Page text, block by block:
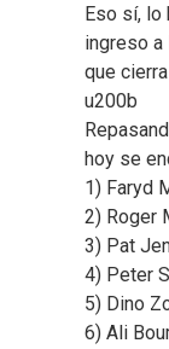
Eso sí,
ingreso a
que
u200b
hoy se
1) Faryd
2) Roger
3) Pat
4) Peter
5) Dino
6) Ali